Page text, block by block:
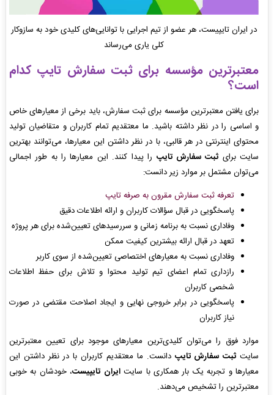
در ایران تایپیست، هر عضو از تیم اجرایی با توانایی‌های کلیدی خود به سازوکار
کلی یاری می‌رساند
معتبرترین مؤسسه برای ثبت سفارش تایپ کدام
است؟
برای یافتن معتبرترین مؤسسه برای ثبت سفارش، باید برخی از معیارهای خاص
و اساسی را در نظر داشته باشید. ما معتقدیم تمام کاربران و متقاضیان تولید
محتوای اینترنتی در هر قالبی، با در نظر داشتن این معیارها، می‌توانند بهترین
سایت برای ثبت سفارش تایپ را پیدا کنند. این معیارها را به طور اجمالی
می‌توان مشتمل بر موارد زیر دانست:
تعرفه ثبت سفارش مقرون به صرفه تایپ
پاسخگویی در قبال سؤالات کاربران و ارائه اطلاعات دقیق
وفاداری نسبت به برنامه زمانی و سررسیدهای تعیین‌شده برای هر پروژه
تعهد در قبال ارائه بیشترین کیفیت ممکن
وفاداری نسبت به معیارهای اختصاصی تعیین‌شده از سوی کاربر
رازداری تمام اعضای تیم تولید محتوا و تلاش برای حفظ اطلاعات
شخصی کاربران
پاسخگویی در برابر خروجی نهایی و ایجاد اصلاحت مقتضی در صورت
نیاز کاربران
موارد فوق را می‌توان کلیدی‌ترین معیارهای موجود برای تعیین معتبرترین
سایت ثبت سفارش تایپ دانست. ما معتقدیم کاربران با در نظر داشتن این
معیارها و تجربه یک بار همکاری با سایتایران تایپیست، خودشان به خوبی
معتبرترین را تشخیص می‌دهند.